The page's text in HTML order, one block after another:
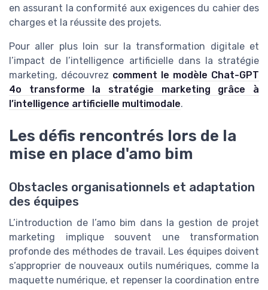
en assurant la conformité aux exigences du cahier des
charges et la réussite des projets.
Pour aller plus loin sur la transformation digitale et
l’impact de l’intelligence artificielle dans la stratégie
marketing, découvrez comment le modèle Chat-GPT
4o transforme la stratégie marketing grâce à
l’intelligence artificielle multimodale.
Les défis rencontrés lors de la
mise en place d'amo bim
Obstacles organisationnels et adaptation
des équipes
L’introduction de l’amo bim dans la gestion de projet
marketing implique souvent une transformation
profonde des méthodes de travail. Les équipes doivent
s’approprier de nouveaux outils numériques, comme la
maquette numérique, et repenser la coordination entre